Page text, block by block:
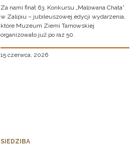
Za nami finał 63. Konkursu „Malowana Chata”
w Zalipiu – jubileuszowej edycji wydarzenia,
które Muzeum Ziemi Tarnowskiej
organizowało już po raz 50.
15 czerwca, 2026
SIEDZIBA